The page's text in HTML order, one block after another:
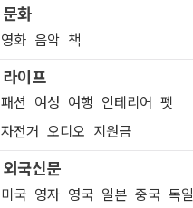
문화
영화 음악 책
라이프
패션 여성 여행 인테리어 펫
자전거 오디오 지원금
외국신문
미국 영자 영국 일본 중국 독일